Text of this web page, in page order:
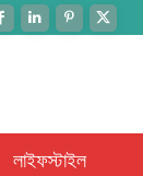
লাইফস্টাইল